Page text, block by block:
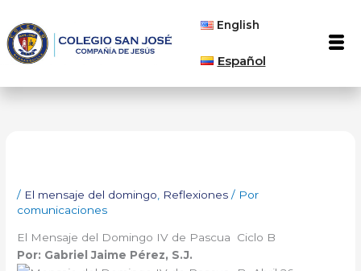
contenido
English
Español
/ El mensaje del domingo Reflexiones / Por
comunicaciones
El Mensaje del Domingo IV de Pascua Ciclo B
Por: Gabriel Jaime Pérez, S.J.